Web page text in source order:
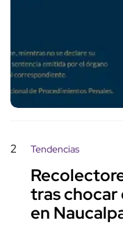
2 Tendencias
tras
en